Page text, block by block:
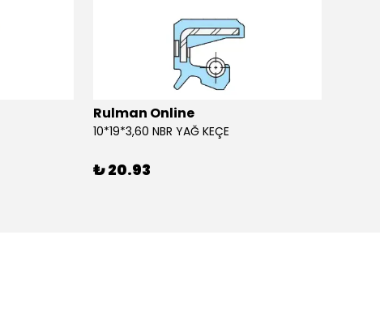
Rulman Online
10*19*3,60 NBR YAĞ KEÇE
₺ 20.93